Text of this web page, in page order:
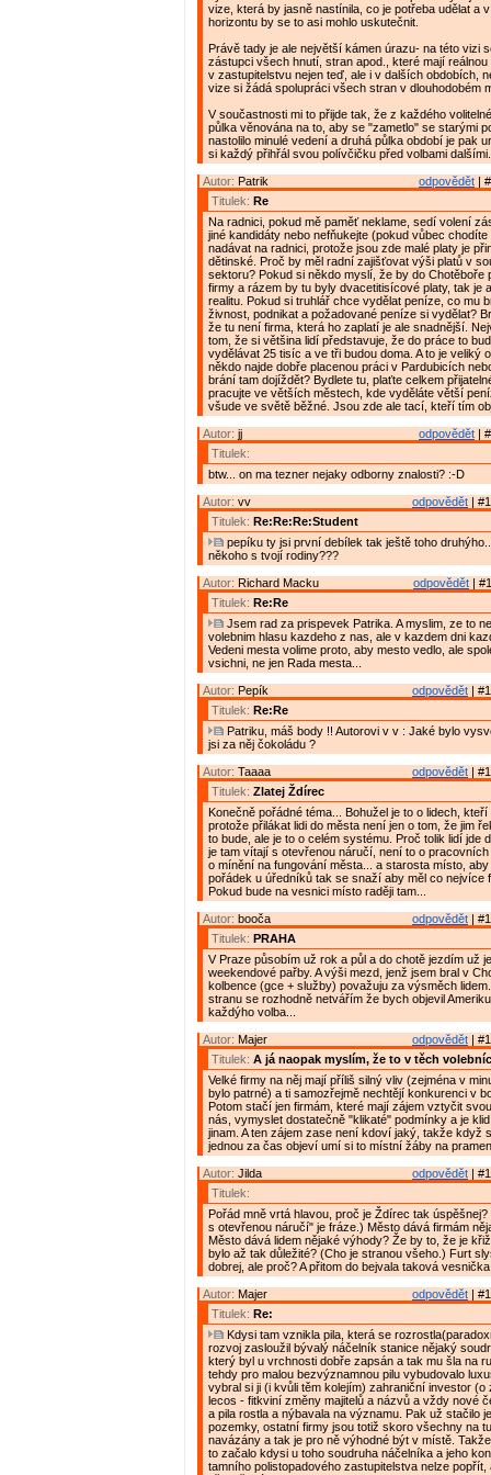
vize, která by jasně nastínila, co je potřeba udělat a
horizontu by se to asi mohlo uskutečnit.
Právě tady je ale největší kámen úrazu- na této vizi
zástupci všech hnutí, stran apod., které mají
v zastupitelstvu nejen teď, ale i v dalších obdobích,
vize si žádá spolupráci všech stran v dlouhodobém
V součastnosti mi to přijde tak, že z každého
půlka věnována na to, aby se "zametlo" se starými
nastolilo minulé vedení a druhá půlka období je pak
si každý přihřál svou polívčičku před volbami
odpovědět |
Autor: Patrik
Titulek: Re
Na radnici, pokud mě paměť neklame, sedí volení
jiné kandidáty nebo nefňukejte (pokud vůbec chodíte
nadávat na radnici, protože jsou zde malé platy je
dětinské. Proč by měl radní zajišťovat výši platů v
sektoru? Pokud si někdo myslí, že by do Chotěboře
firmy a rázem by tu byly dvacetitisícové platy, tak je
realitu. Pokud si truhlář chce vydělat peníze, co mu
živnost, podnikat a požadované peníze si vydělat?
že tu není firma, která ho zaplatí je ale snadnější.
tom, že si většina lidí představuje, že do práce to
vydělávat 25 tisíc a ve tři budou doma. A to je veliký
někdo najde dobře placenou práci v Pardubicích
brání tam dojíždět? Bydlete tu, plaťte celkem
pracujte ve větších městech, kde vyděláte větší
všude ve světě běžné. Jsou zde ale tací, kteří tím
odpovědět |
Autor: jj
Titulek:
btw... on ma tezner nejaky odborny znalosti? :-D
odpovědět |
Autor: vv
Titulek: Re:Re:Re:Student
pepíku ty jsi první debílek tak ještě toho
někoho s tvojí rodiny???
odpovědět |
Autor: Richard Macku
Titulek: Re:Re
Jsem rad za prispevek Patrika. A myslim, ze to
volebnim hlasu kazdeho z nas, ale v kazdem dni
Vedeni mesta volime proto, aby mesto vedlo, ale
vsichni, ne jen Rada mesta...
odpovědět |
Autor: Pepík
Titulek: Re:Re
Patriku, máš body !! Autorovi v v : Jaké bylo
jsi za něj čokoládu ?
odpovědět |
Autor: Taaaa
Titulek: Zlatej Ždírec
Konečně pořádné téma... Bohužel je to o lidech,
protože přilákat lidi do města není jen o tom, že jim
to bude, ale je to o celém systému. Proč tolik lidí jde
je tam vítají s otevřenou náručí, není to o
o mínění na fungování města... a starosta místo,
pořádek u úředníků tak se snaží aby měl co nejvíce
Pokud bude na vesnici místo raději tam...
odpovědět |
Autor: booča
Titulek: PRAHA
V Praze působím už rok a půl a do chotě jezdím už
weekendové pařby. A výši mezd, jenž jsem bral v
kolbence (gce + služby) považuju za výsměch
stranu se rozhodně netvářím že bych objevil
každýho volba...
odpovědět |
Autor: Majer
Titulek: A já naopak myslím, že to v těch
Velké firmy na něj mají příliš silný vliv (zejména v
bylo patrné) a ti samozřejmě nechtějí konkurenci v
Potom stačí jen firmám, které mají zájem vztyčit
nás, vymyslet dostatečně "klikaté" podmínky a je
jinam. A ten zájem zase není kdoví jaký, takže když
jednou za čas objeví umí si to místní žáby na
odpovědět |
Autor: Jilda
Titulek:
Pořád mně vrtá hlavou, proč je Ždírec tak
s otevřenou náručí" je fráze.) Město dává firmám
Město dává lidem nějaké výhody? Že by to, že je
bylo až tak důležité? (Cho je stranou všeho.) Furt
dobrej, ale proč? A přitom do bejvala taková
odpovědět |
Autor: Majer
Titulek: Re:
Kdysi tam vznikla pila, která se
rozvoj zasloužil bývalý náčelník stanice nějaký
který byl u vrchnosti dobře zapsán a tak mu šla na
tehdy pro malou bezvýznamnou pilu vybudovalo
vybral si ji (i kvůli těm kolejím) zahraniční investor (o
lecos - fitkviní změny majitelů a názvů a vždy nové
a pila rostla a nýbavala na významu. Pak už stačilo
pozemky, ostatní firmy jsou totiž skoro všechny na
navázány a tak je pro ně výhodné být v místě.
to začalo kdysi u toho soudruha náčelníka a jeho
tamního polistopadového zastupitelstva nelze popřít,